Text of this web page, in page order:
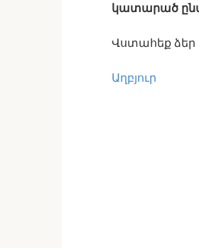
կատարած
Վստահեք ձեր
Աղբյուր